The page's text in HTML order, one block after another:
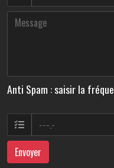
Anti Spam : saisir la
Envoyer